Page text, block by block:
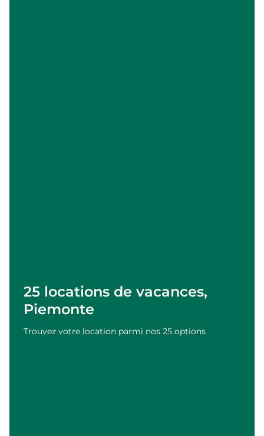
25 locations de vacances,
Piemonte
Trouvez votre location parmi nos 25 options